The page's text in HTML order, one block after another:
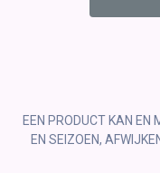
EEN PRODUCT KAN EN
EN SEIZOEN,